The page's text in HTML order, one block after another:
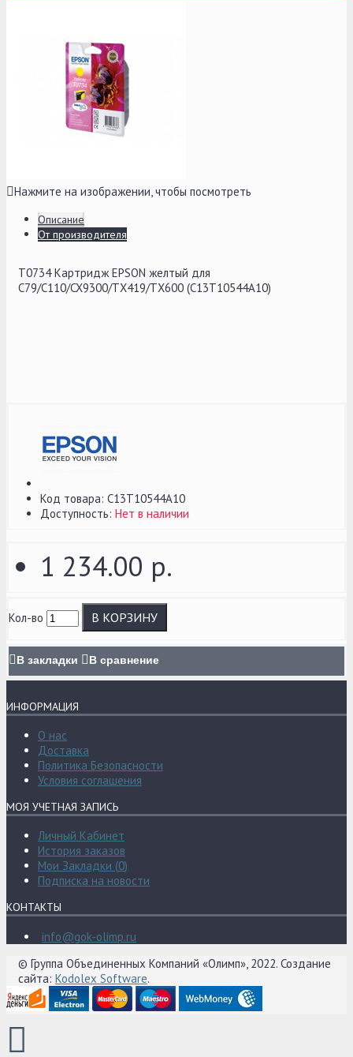
Нажмите на изображении, чтобы посмотреть
Описание
От производителя
T0734 Картридж EPSON желтый для
C79/C110/CX9300/TX419/TX600 (C13T10544A10)
Код товара: C13T10544A10
Доступность: Нет в наличии
1 234.00 р.
Кол-во В КОРЗИНУ
В закладки В сравнение
ИНФОРМАЦИЯ
О нас
Доставка
Политика Безопасности
Условия соглашения
МОЯ УЧЕТНАЯ ЗАПИСЬ
Личный Кабинет
История заказов
Мои Закладки (0)
Подписка на новости
КОНТАКТЫ
info@gok-olimp.ru
© Группа Объединенных Компаний «Олимп», 2022. Создание
сайта: Kodolex Software.